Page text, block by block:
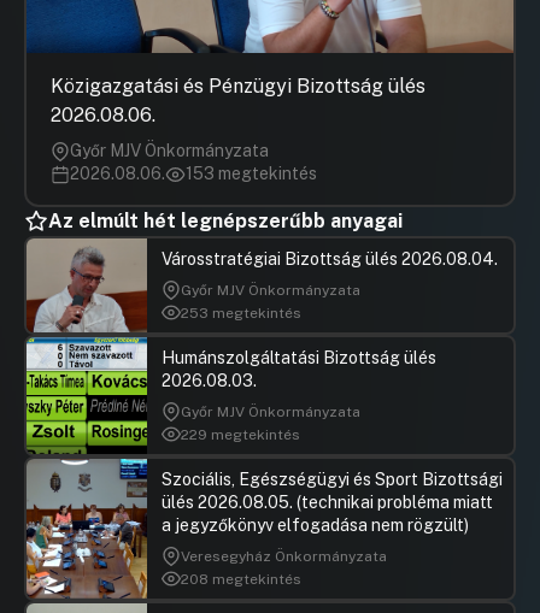
Közigazgatási és Pénzügyi Bizottság ülés
2026.08.06.
Győr MJV Önkormányzata
2026.08.06.
153 megtekintés
Az elmúlt hét legnépszerűbb anyagai
Városstratégiai Bizottság ülés 2026.08.04.
Győr MJV Önkormányzata
253 megtekintés
Humánszolgáltatási Bizottság ülés
2026.08.03.
Győr MJV Önkormányzata
229 megtekintés
Szociális, Egészségügyi és Sport Bizottsági
ülés 2026.08.05. (technikai probléma miatt
a jegyzőkönyv elfogadása nem rögzült)
Veresegyház Önkormányzata
208 megtekintés